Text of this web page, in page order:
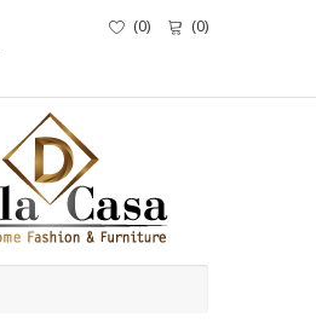
(0) (0)